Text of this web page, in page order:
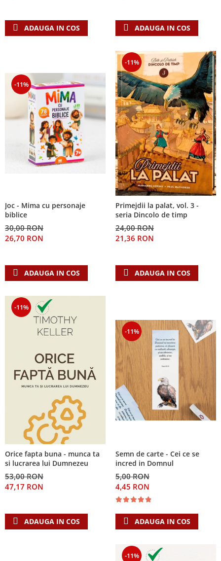
ADAUGA IN COS ADAUGA IN COS
-11%
Joc - Mima cu personaje
biblice
30,00 RON
26,70 RON
ADAUGA IN COS
-11%
Primejdii la palat, vol. 3 -
seria Dincolo de timp
24,00 RON
21,36 RON
ADAUGA IN COS
-11%
Orice fapta buna - munca ta
si lucrarea lui Dumnezeu
53,00 RON
47,17 RON
ADAUGA IN COS
-11%
Semn de carte - Cei ce se
incred in Domnul
5,00 RON
4,45 RON
ADAUGA IN COS
-11%